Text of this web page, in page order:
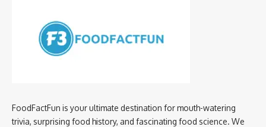
FoodFactFun is your ultimate destination for mouth-watering
trivia, surprising food history, and fascinating food science. We